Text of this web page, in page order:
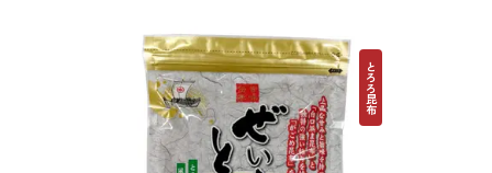
ください。 【初回購入20％OFFクーポンコー
ド：08WJ6F0SSYPZ】
とろろ昆布